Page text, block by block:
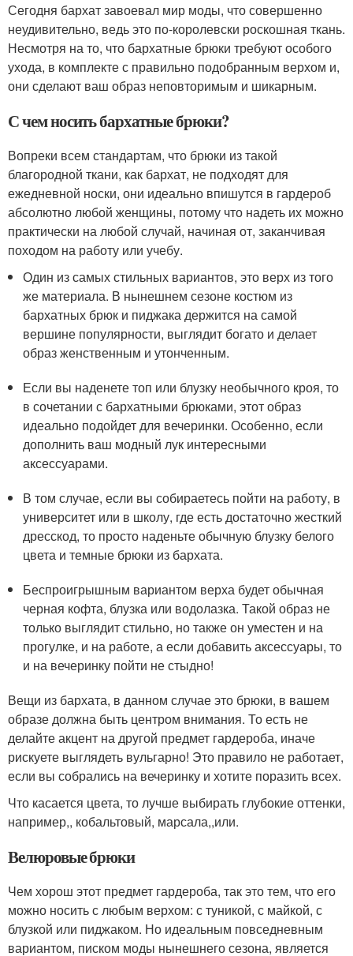
Сегодня бархат завоевал мир моды, что совершенно
неудивительно, ведь это по-королевски роскошная ткань.
Несмотря на то, что бархатные брюки требуют особого
ухода, в комплекте с правильно подобранным верхом и,
они сделают ваш образ неповторимым и шикарным.
С чем носить бархатные брюки?
Вопреки всем стандартам, что брюки из такой
благородной ткани, как бархат, не подходят для
ежедневной носки, они идеально впишутся в гардероб
абсолютно любой женщины, потому что надеть их можно
практически на любой случай, начиная от, заканчивая
походом на работу или учебу.
Один из самых стильных вариантов, это верх из того
же материала. В нынешнем сезоне костюм из
бархатных брюк и пиджака держится на самой
вершине популярности, выглядит богато и делает
образ женственным и утонченным.
Если вы наденете топ или блузку необычного кроя, то
в сочетании с бархатными брюками, этот образ
идеально подойдет для вечеринки. Особенно, если
дополнить ваш модный лук интересными
аксессуарами.
В том случае, если вы собираетесь пойти на работу, в
университет или в школу, где есть достаточно жесткий
дресскод, то просто наденьте обычную блузку белого
цвета и темные брюки из бархата.
Беспроигрышным вариантом верха будет обычная
черная кофта, блузка или водолазка. Такой образ не
только выглядит стильно, но также он уместен и на
прогулке, и на работе, а если добавить аксессуары, то
и на вечеринку пойти не стыдно!
Вещи из бархата, в данном случае это брюки, в вашем
образе должна быть центром внимания. То есть не
делайте акцент на другой предмет гардероба, иначе
рискуете выглядеть вульгарно! Это правило не работает,
если вы собрались на вечеринку и хотите поразить всех.
Что касается цвета, то лучше выбирать глубокие оттенки,
например,, кобальтовый, марсала,,или.
Велюровые брюки
Чем хорош этот предмет гардероба, так это тем, что его
можно носить с любым верхом: с туникой, с майкой, с
блузкой или пиджаком. Но идеальным повседневным
вариантом, писком моды нынешнего сезона, является